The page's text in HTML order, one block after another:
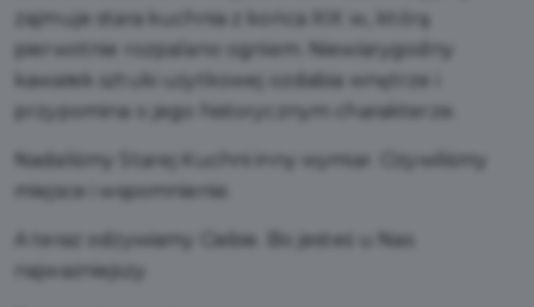
zajmuje stara kuchnia z końca XIX w., którą
pierwotnie rozpalano ogniem. Niewiarygodny
kawałek sztuki użytkowej ozdabia wnętrze i
przypomina o jego historycznym charakterze.
Nadaliśmy Starej Kuchni inny wymiar. Ożywiliśmy
miejsce i wspomnienie.
A teraz odżywiamy Ciebie. Bo jesteś u Nas
najważniejszy.